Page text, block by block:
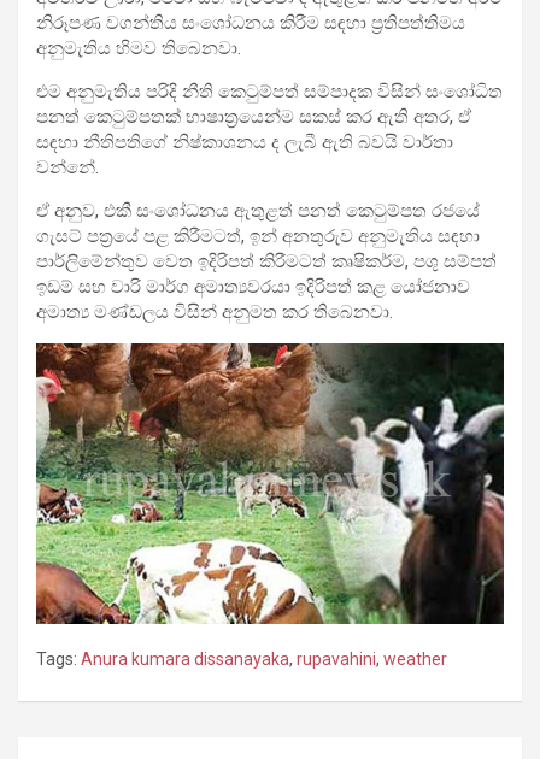
නිරූපණ වගන්තිය සංශෝධනය කිරීම සඳහා ප්‍රතිපත්තිමය
අනුමැතිය හිමව තිබෙනවා.
එම අනුමැතිය පරිදි නීති කෙටුම්පත් සම්පාදක විසින් සංශෝධිත
පනත් කෙටුම්පතක් භාෂාත්‍රයෙන්ම සකස් කර ඇති අතර, ඒ
සඳහා නීතිපතිගේ නිෂ්කාශනය ද ලැබී ඇති බවයි වාර්තා
වන්නේ.
ඒ අනුව, එකී සංශෝධනය ඇතුළත් පනත් කෙටුම්පත රජයේ
ගැසට් පත්‍රයේ පළ කිරීමටත්, ඉන් අනතුරුව අනුමැතිය සඳහා
පාර්ලිමේන්තුව වෙත ඉදිරිපත් කිරීමටත් කෘෂිකර්ම, පශු සම්පත්
ඉඩම් සහ වාරි මාර්ග අමාත්‍යවරයා ඉදිරිපත් කළ යෝජනාව
අමාත්‍ය මණ්ඩලය විසින් අනුමත කර තිබෙනවා.
Tags: Anura kumara dissanayaka, rupavahini, weather